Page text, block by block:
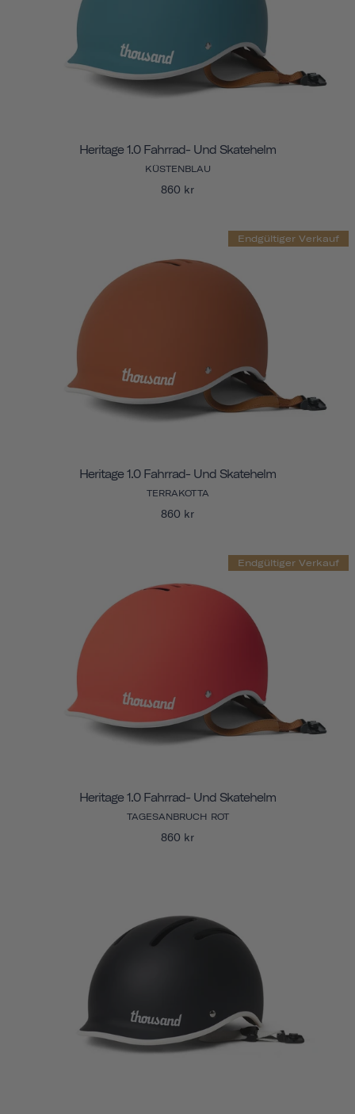
Heritage 1.0 Fahrrad- Und Skatehelm
KÜSTENBLAU
860 kr
Endgültiger Verkauf
Heritage 1.0 Fahrrad- Und Skatehelm
TERRAKOTTA
860 kr
Endgültiger Verkauf
Heritage 1.0 Fahrrad- Und Skatehelm
TAGESANBRUCH ROT
860 kr